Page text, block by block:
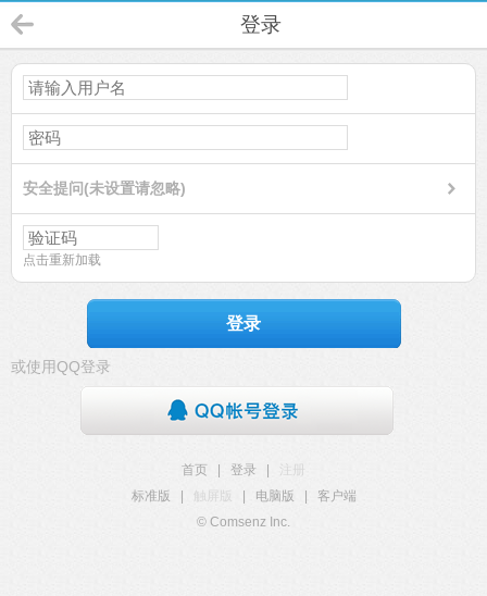
登录
安全提问(未设置请忽略)
点击重新加载
登录
或使用QQ登录
首页 登录
注册
标准版
触屏版 电脑版
客户端
© Comsenz Inc.